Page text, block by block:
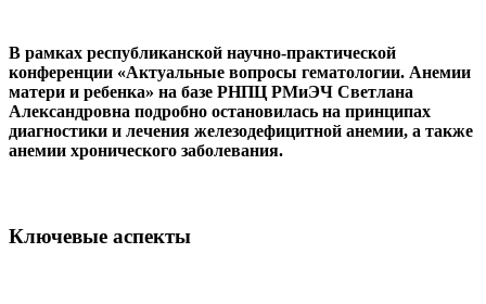
В рамках республиканской научно-практической
конференции «Актуальные вопросы гематологии. Анемии
матери и ребенка» на базе РНПЦ РМиЭЧ Светлана
Александровна подробно остановилась на принципах
диагностики и лечения железодефицитной анемии, а также
анемии хронического заболевания.
Ключевые аспекты